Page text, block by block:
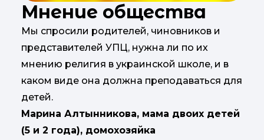
Мнение общества
Мы спросили родителей, чиновников и
представителей УПЦ, нужна ли по их
мнению религия в украинской школе, и в
каком виде она должна преподаваться для
детей.
Марина Алтынникова, мама двоих детей
(5 и 2 года), домохозяйка